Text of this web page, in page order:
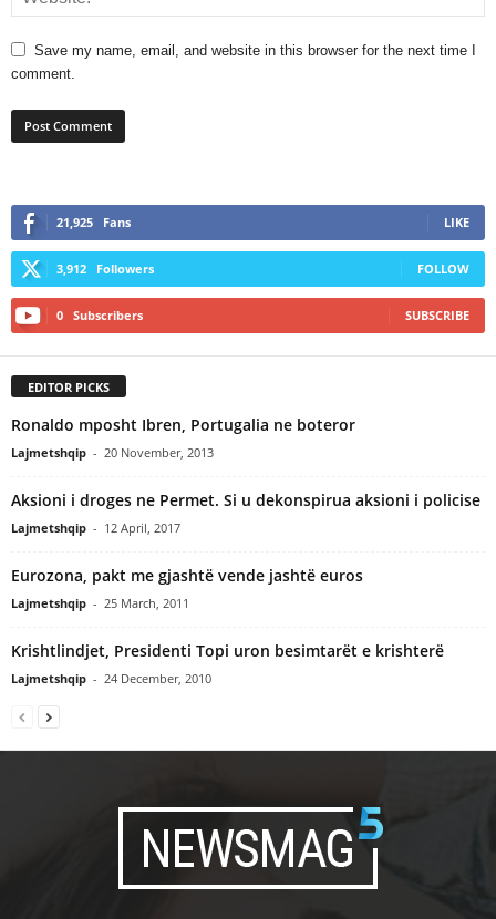
Save my name, email, and website in this browser for the next time I
comment.
21,925 Fans LIKE
3,912 Followers FOLLOW
0 Subscribers SUBSCRIBE
EDITOR PICKS
Ronaldo mposht Ibren, Portugalia ne boteror
Lajmetshqip - 20 November, 2013
Aksioni i droges ne Permet. Si u dekonspirua aksioni i policise
Lajmetshqip - 12 April, 2017
Eurozona, pakt me gjashtë vende jashtë euros
Lajmetshqip - 25 March, 2011
Krishtlindjet, Presidenti Topi uron besimtarët e krishterë
Lajmetshqip - 24 December, 2010